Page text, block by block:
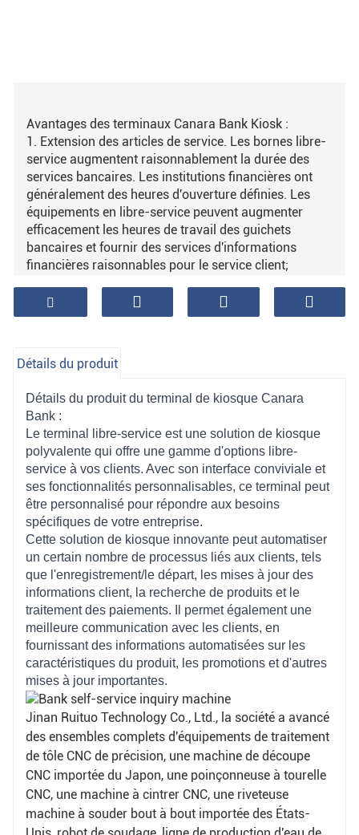
Avantages des terminaux Canara Bank Kiosk :
1. Extension des articles de service. Les bornes libre-
service augmentent raisonnablement la durée des
services bancaires. Les institutions financières ont
généralement des heures d'ouverture définies. Les
équipements en libre-service peuvent augmenter
efficacement les heures de travail des guichets
bancaires et fournir des services d'informations
financières raisonnables pour le service client;
financières. Tout le monde devrait savoir que le
salaire dans le secteur financier est très élevé. Selon
année par un appareil en libre-service dépasse de loin
la quantité d'éléments de service apportés par un
poste de comptable chaque année. Mais le coût n'est
que de 1/20 du poste comptable ;
3. Fournir des services à valeur ajoutée. De nombreux
équipements en libre-service peuvent être connectés
à un logiciel de système de plate-forme tiers pour
exécuter des fonctions telles que l'eau, l'électricité, les
télécommunications et les frais de réseau, ce qui
favorise grandement les besoins du public ;
Détails du produit
Détails du produit du terminal de kiosque Canara
Bank :
Le terminal libre-service est une solution de kiosque
polyvalente qui offre une gamme d'options libre-
service à vos clients. Avec son interface conviviale et
ses fonctionnalités personnalisables, ce terminal peut
être personnalisé pour répondre aux besoins
spécifiques de votre entreprise.
Cette solution de kiosque innovante peut automatiser
un certain nombre de processus liés aux clients, tels
que l'enregistrement/le départ, les mises à jour des
informations client, la recherche de produits et le
traitement des paiements. Il permet également une
meilleure communication avec les clients, en
fournissant des informations automatisées sur les
caractéristiques du produit, les promotions et d'autres
mises à jour importantes.
Jinan Ruituo Technology Co., Ltd., la société a avancé
des ensembles complets d'équipements de traitement
de tôle CNC de précision, une machine de découpe
CNC importée du Japon, une poinçonneuse à tourelle
CNC, une machine à cintrer CNC, une riveteuse
machine à souder bout à bout importée des États-